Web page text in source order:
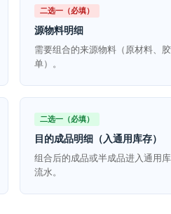
二选一（必填）
源物料明细
需要组合的来源物料（原材料、
单）。
二选一（必填）
目的成品明细（入通用库存）
组合后的成品或半成品进入通用
流水。